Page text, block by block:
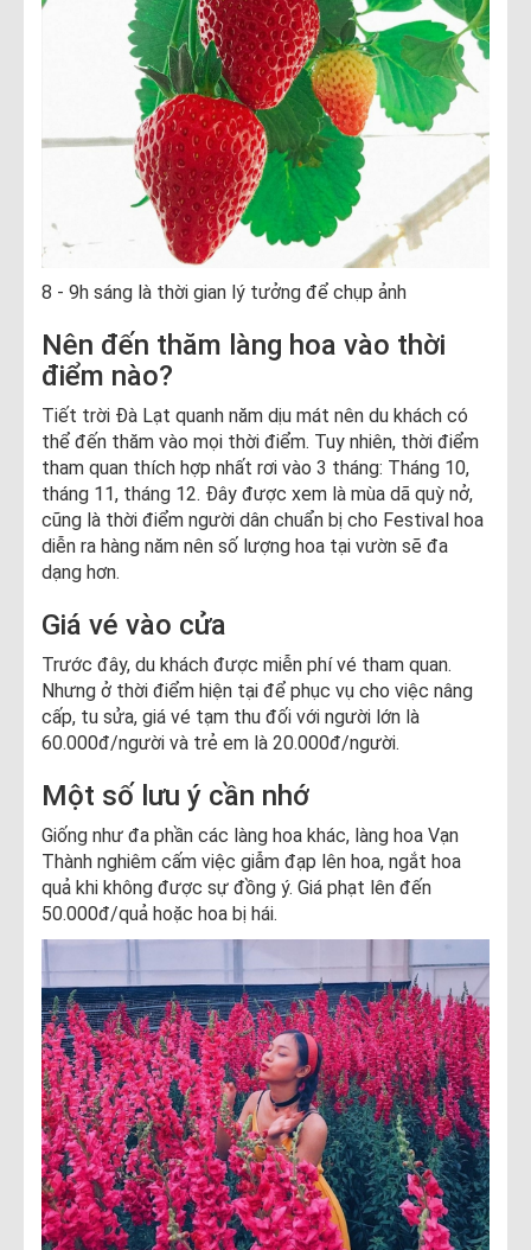
8 - 9h sáng là thời gian lý tưởng để chụp ảnh
Nên đến thăm làng hoa vào thời
điểm nào?
Tiết trời Đà Lạt quanh năm dịu mát nên du khách có
thể đến thăm vào mọi thời điểm. Tuy nhiên, thời điểm
tham quan thích hợp nhất rơi vào 3 tháng: Tháng 10,
tháng 11, tháng 12. Đây được xem là mùa dã quỳ nở,
cũng là thời điểm người dân chuẩn bị cho Festival hoa
diễn ra hàng năm nên số lượng hoa tại vườn sẽ đa
dạng hơn.
Giá vé vào cửa
Trước đây, du khách được miễn phí vé tham quan.
Nhưng ở thời điểm hiện tại để phục vụ cho việc nâng
cấp, tu sửa, giá vé tạm thu đối với người lớn là
60.000đ/người và trẻ em là 20.000đ/người.
Một số lưu ý cần nhớ
Giống như đa phần các làng hoa khác, làng hoa Vạn
Thành nghiêm cấm việc giẫm đạp lên hoa, ngắt hoa
quả khi không được sự đồng ý. Giá phạt lên đến
50.000đ/quả hoặc hoa bị hái.